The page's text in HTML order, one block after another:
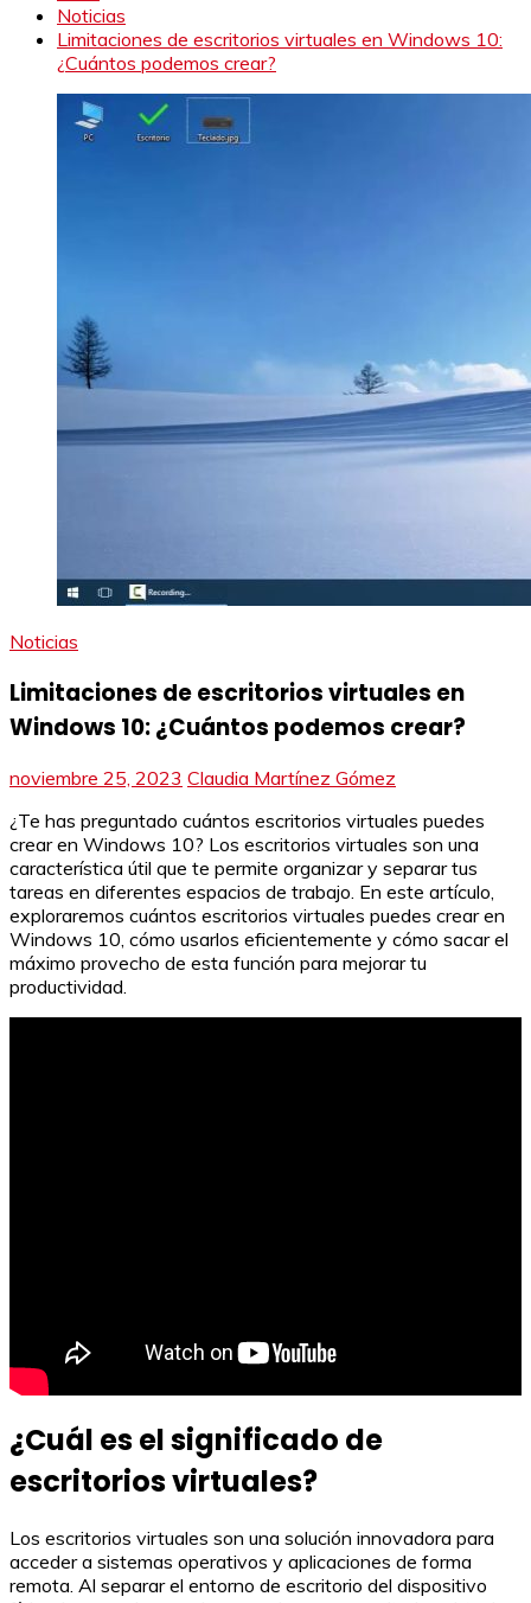
Noticias
Limitaciones de escritorios virtuales en Windows 10:
¿Cuántos podemos crear?
Noticias
Limitaciones de escritorios virtuales en
Windows 10: ¿Cuántos podemos crear?
noviembre 25, 2023 Claudia Martínez Gómez
¿Te has preguntado cuántos escritorios virtuales puedes
crear en Windows 10? Los escritorios virtuales son una
característica útil que te permite organizar y separar tus
tareas en diferentes espacios de trabajo. En este artículo,
exploraremos cuántos escritorios virtuales puedes crear en
Windows 10, cómo usarlos eficientemente y cómo sacar el
máximo provecho de esta función para mejorar tu
productividad.
¿Cuál es el significado de
escritorios virtuales?
Los escritorios virtuales son una solución innovadora para
acceder a sistemas operativos y aplicaciones de forma
remota. Al separar el entorno de escritorio del dispositivo